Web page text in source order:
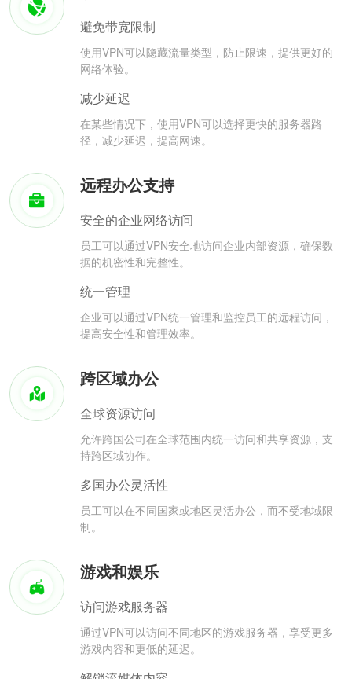
避免带宽限制
使用VPN可以隐藏流量类型，防止限速，提供更好的
网络体验。
减少延迟
在某些情况下，使用VPN可以选择更快的服务器路
径，减少延迟，提高网速。
远程办公支持
安全的企业网络访问
员工可以通过VPN安全地访问企业内部资源，确保数
据的机密性和完整性。
统一管理
企业可以通过VPN统一管理和监控员工的远程访问，
提高安全性和管理效率。
跨区域办公
全球资源访问
允许跨国公司在全球范围内统一访问和共享资源，支
持跨区域协作。
多国办公灵活性
员工可以在不同国家或地区灵活办公，而不受地域限
制。
游戏和娱乐
访问游戏服务器
通过VPN可以访问不同地区的游戏服务器，享受更多
游戏内容和更低的延迟。